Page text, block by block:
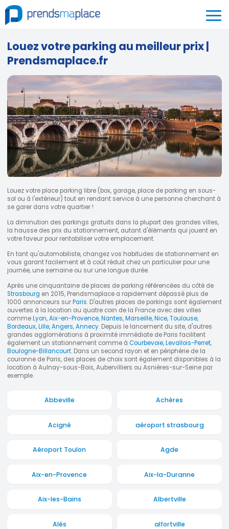
Louez votre parking au meilleur prix |
Prendsmaplace.fr
Louez votre place parking libre (box, garage, place de parking en sous-
sol ou à l'extérieur) tout en rendant service à une personne cherchant à
se garer dans votre quartier !
La diminution des parkings gratuits dans la plupart des grandes villes,
la hausse des prix du stationnement, autant d'éléments qui jouent en
votre faveur pour rentabiliser votre emplacement.
En tant qu'automobiliste, changez vos habitudes de stationnement en
vous garant facilement et à coût réduit chez un particulier pour une
journée, une semaine ou sur une longue durée.
Après une cinquantaine de places de parking référencées du côté de
Strasbourg en 2015, Prendsmaplace a rapidement dépassé plus de
1000 annonceurs surParis. D'autres places de parkings sont également
ouvertes à la location au quatre coin de la France avec des villes
commeLyon,Aix-en-Provence,Nantes,Marseille,Nice,Toulouse,
Bordeaux,Lille,Angers,Annecy. Depuis le lancement du site, d'autres
grandes agglomérations à proximité immédiate de Paris facilitent
également un stationnement comme à Courbevoie,Levallois-Perret,
Boulogne-Billancourt. Dans un second rayon et en périphérie de la
couronne de Paris, des places de choix sont également disponibles à la
location à Aulnay-sous-Bois, Aubervilliers ou Asnières-sur-Seine par
exemple.
Abbeville Achères
Acigné aéroport strasbourg
Aéroport Toulon Agde
Aix-en-Provence Aix-la-Duranne
Aix-les-Bains Albertville
Alès alfortville